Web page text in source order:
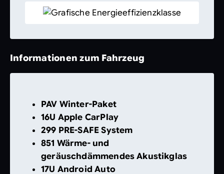
Informationen zum Fahrzeug
PAV Winter-Paket
16U Apple CarPlay
299 PRE-SAFE System
851 Wärme- und
geräuschdämmendes Akustikglas
17U Android Auto